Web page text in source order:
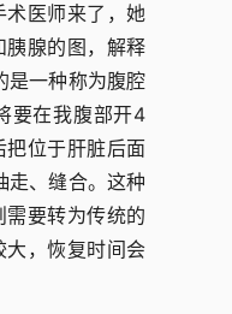
术医师来了，她
胰腺的图，解释
是一种称为腹腔
要在我腹部开4
把位于肝脏后面
走、缝合。这种
要转为传统的
大，恢复时间会